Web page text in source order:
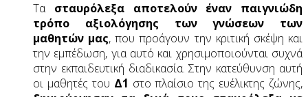
Τα σταυρόλεξα αποτελούν έναν παιγνιώδη
τρόπο αξιολόγησης των γνώσεων των
μαθητών μας, που προάγουν την κριτική σκέψη και
την εμπέδωση, για αυτό και χρησιμοποιούνται συχνά
στην εκπαιδευτική διαδικασία. Στην κατεύθυνση αυτή
οι μαθητές του Δ΄1 στο πλαίσιο της ευέλικτης ζώνης,